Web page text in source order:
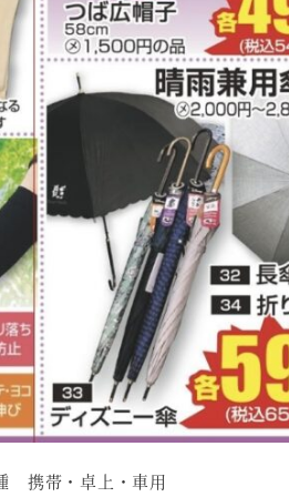
携帯・卓上・車用